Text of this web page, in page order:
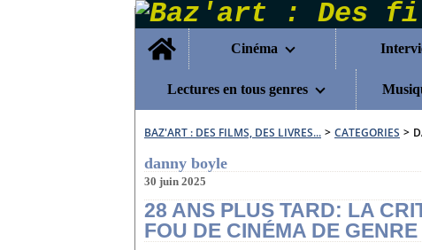
Home
Cinéma
Lectures en tous genres
BAZ'ART : DES FILMS, DES LIVRES... > CATEGORIES >
danny boyle
30 juin 2025
28 ANS PLUS TARD: LA
FOU DE CINÉMA DE GENRE